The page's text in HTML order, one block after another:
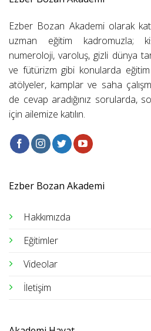
Ezber Bozan Akademi olarak
uzman eğitim kadromuzla;
numeroloji, varoluş, gizli dünya
ve fütürizm gibi konularda
atölyeler, kamplar ve saha
de cevap aradığınız sorularda,
için ailemize katılın.
Ezber Bozan Akademi
Hakkımızda
Eğitimler
Videolar
İletişim